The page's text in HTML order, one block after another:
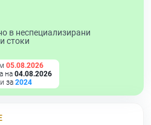
в неспециализирани
стоки
05.08.2026
на 04.08.2026
за 2024